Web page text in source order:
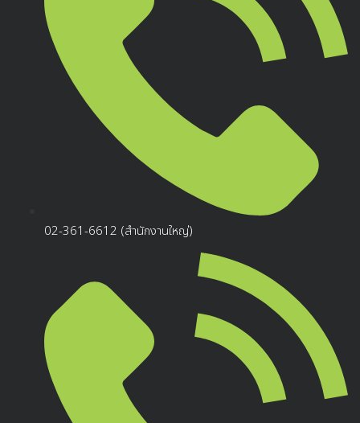
02-361-6612 (สำนักงานใหญ่)